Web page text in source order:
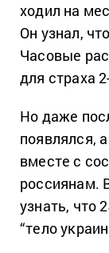
ходил на
Он узнал,
Часовые
для страха
Но даже
появлялся,
вместе с
россиянам.
узнать, что
“тело